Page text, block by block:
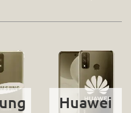
Huawei